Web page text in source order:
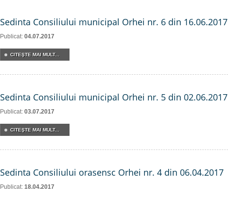
Sedinta Consiliului municipal Orhei nr. 6 din 16.06.2017
Publicat: 04.07.2017
CITEŞTE MAI MULT...
Sedinta Consiliului municipal Orhei nr. 5 din 02.06.2017
Publicat: 03.07.2017
CITEŞTE MAI MULT...
Sedinta Consiliului orasensc Orhei nr. 4 din 06.04.2017
Publicat: 18.04.2017